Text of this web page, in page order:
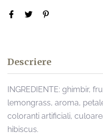
Descriere
INGREDIENTE: ghimbir,
lemongrass, aroma,
coloranti artificiali,
hibiscus.